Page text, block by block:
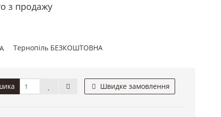
з продажу
Тернопіль БЕЗКОШТОВНА
Швидке замовлення